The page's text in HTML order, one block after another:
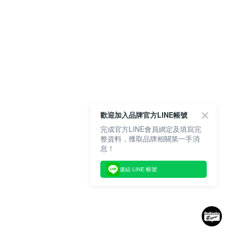
歡迎加入品牌官方LINE帳號
完成官方LINE會員綁定及填寫完
整資料，獲取品牌相關第一手消
息！
連結 LINE 帳號